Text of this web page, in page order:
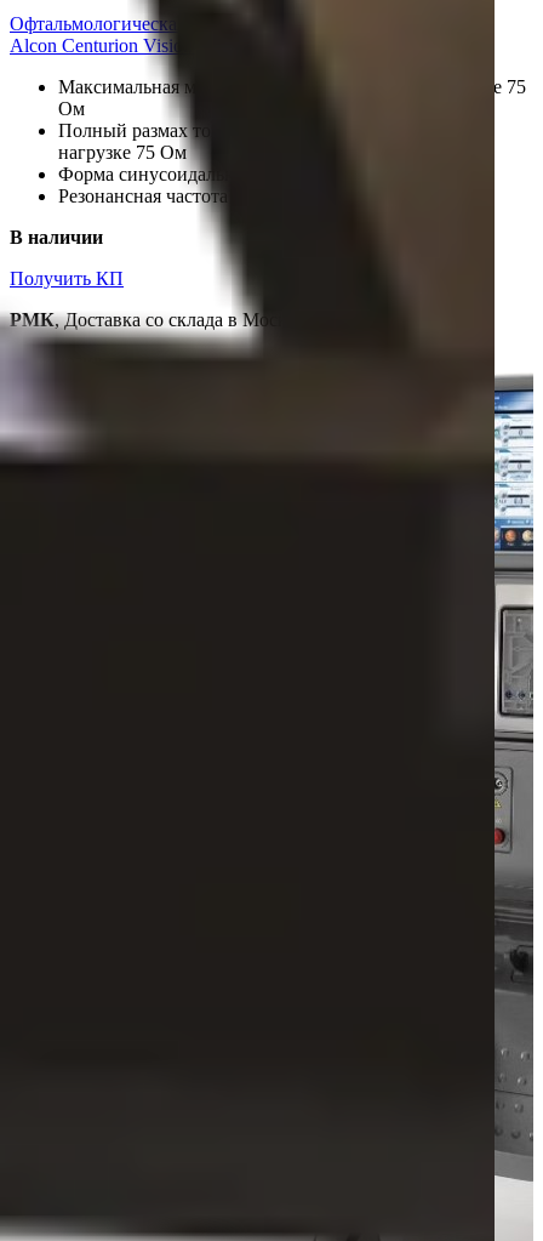
Офтальмологическая система
Alcon Centurion Vision System
Максимальная мощность 10 Ватт макс., при нагрузке 75
Ом
Полный размах тока 76 В, при 1,5 Мгц ± 5%, при
нагрузке 75 Ом
Форма cинусоидальная
Резонансная частота 30 кГц – 60 кГц
В наличии
Получить КП
РМК, Доставка со склада в Москве